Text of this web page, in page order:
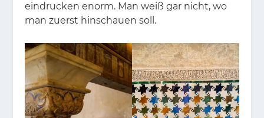
ein­dru­cken enorm. Man weiß gar nicht, wo
man zu­erst hin­schau­en soll.